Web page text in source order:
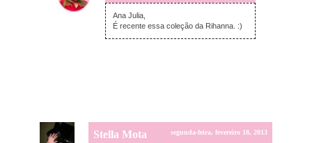
segunda-feira, fevereiro 18, 2013
Ana Julia,
É recente essa coleção da Rihanna. :)
Stella Mota segunda-feira, fevereiro 18, 2013